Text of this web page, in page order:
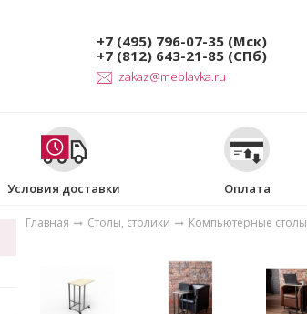
+7 (495) 796-07-35 (Мск)
+7 (812) 643-21-85 (СПб)
zakaz@meblavka.ru
Условия доставки Оплата
Главная Столы, столики Компьютерные столы